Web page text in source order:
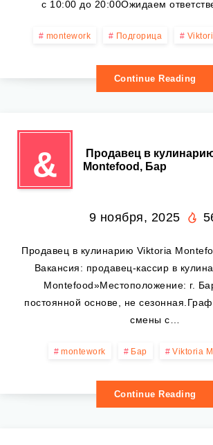
с 10:00 до 20:00Ожидаем
montework Подгорица
Continue Reading
&
Продавец в
Montefood, Бар
9 ноября, 2025
Продавец в кулинарию Viktoria
Вакансия: продавец-кассир в
Montefood»Местоположение: г.
постоянной основе, не
смены с…
montework Бар Viktoria
Continue Reading